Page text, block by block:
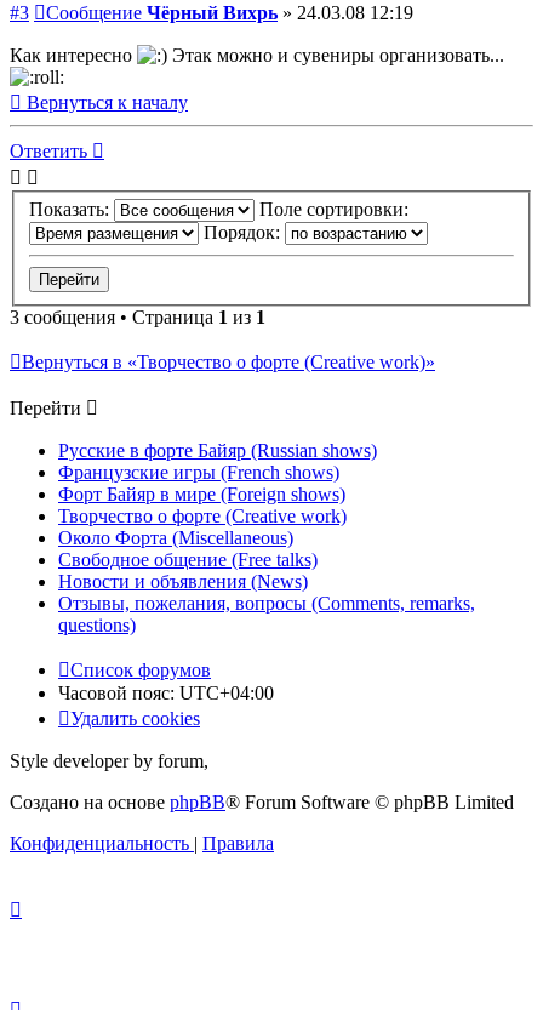
#3 Сообщение Чёрный Вихрь » 24.03.08 12:19
Как интересно Этак можно и сувениры организовать...
Вернуться к началу
Ответить
Показать:
Поле сортировки:
Порядок:
3 сообщения • Страница 1 из 1
Вернуться в «Творчество о форте (Creative work)»
Перейти
Русские в форте Байяр (Russian shows)
Французские игры (French shows)
Форт Байяр в мире (Foreign shows)
Творчество о форте (Creative work)
Около Форта (Miscellaneous)
Свободное общение (Free talks)
Новости и объявления (News)
Отзывы, пожелания, вопросы (Comments, remarks,
questions)
Список форумов
Часовой пояс: UTC+04:00
Удалить cookies
Style developer by forum,
Создано на основе phpBB® Forum Software © phpBB Limited
Конфиденциальность | Правила